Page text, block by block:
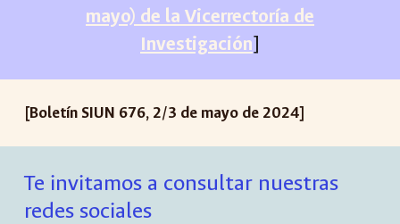
mayo) de la Vicerrectoría de
Investigación]
[Boletín SIUN 676, 2/3 de mayo de 2024]
Te invitamos a consultar nuestras
redes sociales